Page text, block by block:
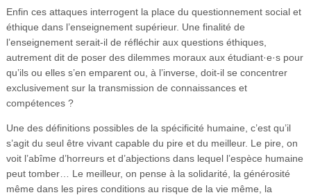
Enfin ces attaques interrogent la place du questionnement social et
éthique dans l’enseignement supérieur. Une finalité de
l’enseignement serait-il de réfléchir aux questions éthiques,
autrement dit de poser des dilemmes moraux aux étudiant·e·s pour
qu’ils ou elles s’en emparent ou, à l’inverse, doit-il se concentrer
exclusivement sur la transmission de connaissances et
compétences ?
Une des définitions possibles de la spécificité humaine, c’est qu’il
s’agit du seul être vivant capable du pire et du meilleur. Le pire, on
voit l’abîme d’horreurs et d’abjections dans lequel l’espèce humaine
peut tomber… Le meilleur, on pense à la solidarité, la générosité
même dans les pires conditions au risque de la vie même, la